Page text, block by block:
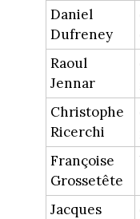
Daniel
Dufreney
Raoul
Jennar
Christophe
Ricerchi
Françoise
Grossetête
Jacques